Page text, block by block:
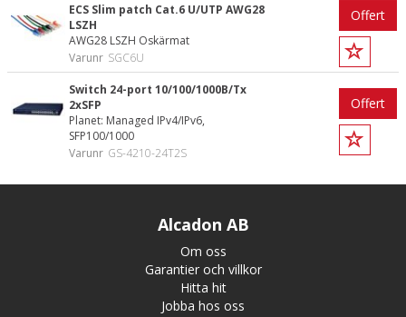
ECS Slim patch Cat.6 U/UTP AWG28
LSZH
AWG28 LSZH Oskärmat
Varunr SGC6U
Offert
Switch 24-port 10/100/1000B/Tx
2xSFP
Planet: Managed IPv4/IPv6,
SFP100/1000
Varunr GS-4210-24T2S
Offert
Alcadon AB
Om oss
Garantier och villkor
Hitta hit
Jobba hos oss